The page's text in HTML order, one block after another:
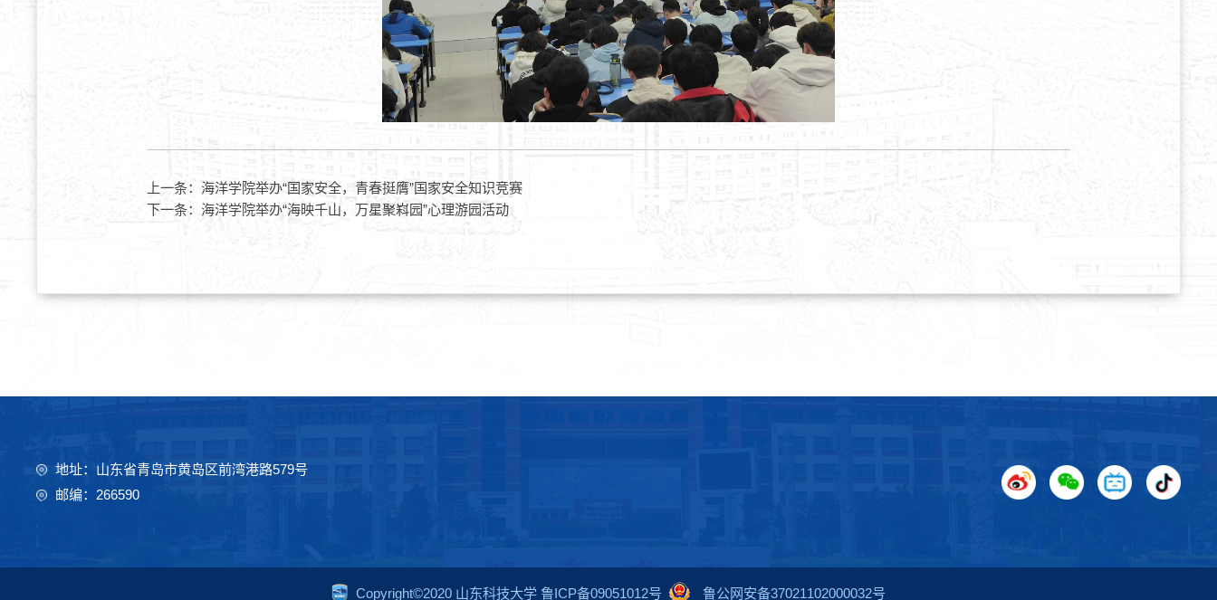
上一条： 海洋学院举办“国家安全，青春挺膺”国家安全知识竞赛
下一条： 海洋学院举办“海映千山，万星聚嵙园”心理游园活动
地址：山东省青岛市黄岛区前湾港路579号
邮编：266590
Copyright©2020 山东科技大学 鲁ICP备09051012号 鲁公网安备37021102000032号